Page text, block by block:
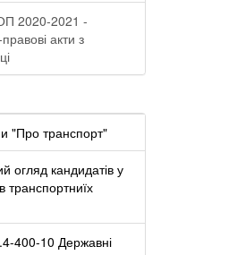
2020-2021 -
акти з
"Про транспорт"
огляд кандидатів у
транспортниїх
400-10 Державні